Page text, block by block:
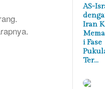
AS-
Iran
i Fase
Ter…